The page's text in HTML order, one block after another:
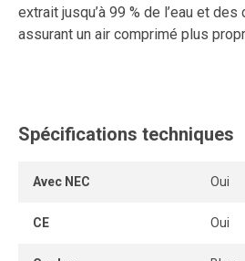
extrait jusqu’à 99 % de l’eau et
assurant un air comprimé plus
Il ne requiert aucune électricité et
Son revêtement en poudre d’époxy
Spécifications techniques
Avec NEC Oui
CE Oui